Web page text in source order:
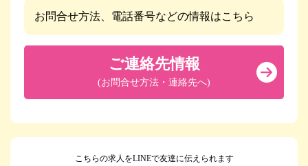
お問合せ方法、電話番号などの情報はこちら
ご連絡先情報
(お問合せ方法・連絡先へ)
こちらの求人をLINEで友達に伝えられます